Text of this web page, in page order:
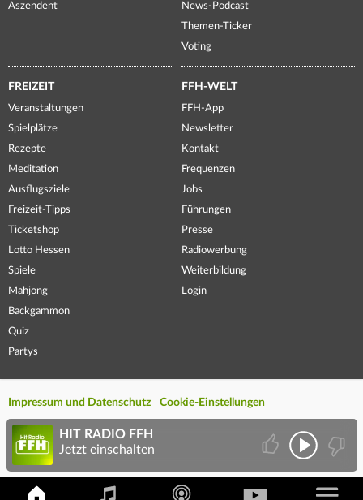
Aszendent
News-Podcast
Themen-Ticker
Voting
FREIZEIT
Veranstaltungen
Spielplätze
Rezepte
Meditation
Ausflugsziele
Freizeit-Tipps
Ticketshop
Lotto Hessen
Spiele
Mahjong
Backgammon
Quiz
Partys
FFH-WELT
FFH-App
Newsletter
Kontakt
Frequenzen
Jobs
Führungen
Presse
Radiowerbung
Weiterbildung
Login
Impressum und Datenschutz Cookie-Einstellungen
HIT RADIO FFH
Jetzt einschalten